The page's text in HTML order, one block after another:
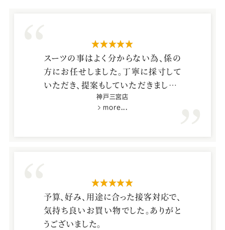
店
の
スーツの事はよく分からない為、係の
方にお任せしました。丁寧に採寸して
いただき、提案もしていただきました。
大手の店やラジオなどのCMしている
ところより良いと感じました。また作り
神戸三宮店
more...
予算、好み、用途に合った接客対応で、
気持ち良いお買い物でした。ありがと
うございました。